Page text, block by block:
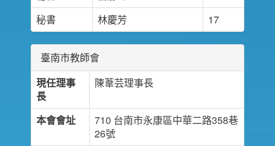
秘書
林慶芳 17
臺南市教師會
現任理事
長
陳葦芸理事長
本會會址
710 台南市永康區中華二路358巷
26號